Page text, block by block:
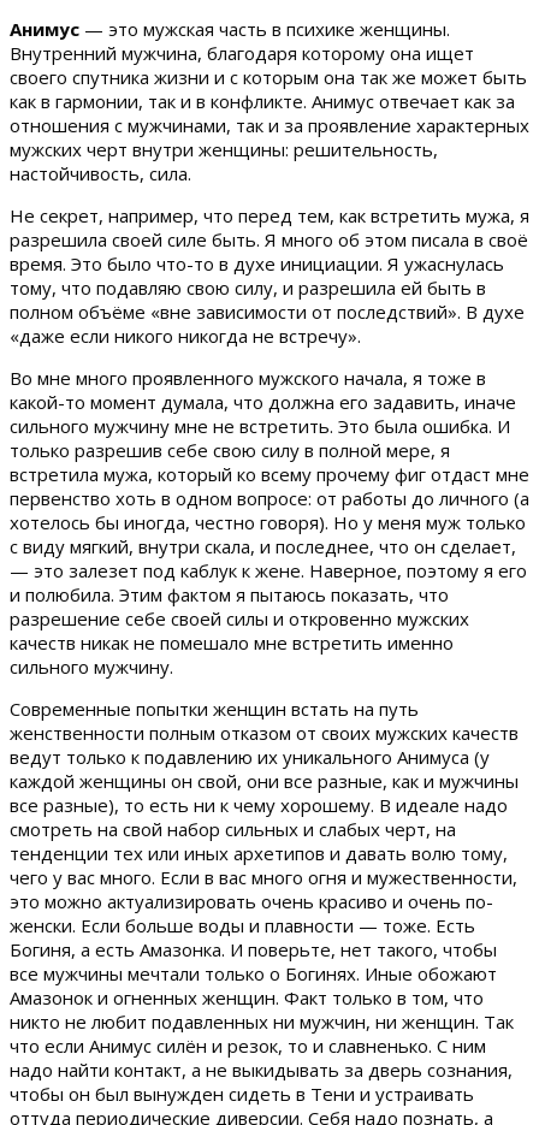
Анимус — это мужская часть в психике женщины.
Внутренний мужчина, благодаря которому она ищет
своего спутника жизни и с которым она так же может быть
как в гармонии, так и в конфликте. Анимус отвечает как за
отношения с мужчинами, так и за проявление характерных
мужских черт внутри женщины: решительность,
настойчивость, сила.
Не секрет, например, что перед тем, как встретить мужа, я
разрешила своей силе быть. Я много об этом писала в своё
время. Это было что-то в духе инициации. Я ужаснулась
тому, что подавляю свою силу, и разрешила ей быть в
полном объёме «вне зависимости от последствий». В духе
«даже если никого никогда не встречу».
Во мне много проявленного мужского начала, я тоже в
какой-то момент думала, что должна его задавить, иначе
сильного мужчину мне не встретить. Это была ошибка. И
только разрешив себе свою силу в полной мере, я
встретила мужа, который ко всему прочему фиг отдаст мне
первенство хоть в одном вопросе: от работы до личного (а
хотелось бы иногда, честно говоря). Но у меня муж только
с виду мягкий, внутри скала, и последнее, что он сделает,
— это залезет под каблук к жене. Наверное, поэтому я его
и полюбила. Этим фактом я пытаюсь показать, что
разрешение себе своей силы и откровенно мужских
качеств никак не помешало мне встретить именно
сильного мужчину.
Современные попытки женщин встать на путь
женственности полным отказом от своих мужских качеств
ведут только к подавлению их уникального Анимуса (у
каждой женщины он свой, они все разные, как и мужчины
все разные), то есть ни к чему хорошему. В идеале надо
смотреть на свой набор сильных и слабых черт, на
тенденции тех или иных архетипов и давать волю тому,
чего у вас много. Если в вас много огня и мужественности,
это можно актуализировать очень красиво и очень по-
женски. Если больше воды и плавности — тоже. Есть
Богиня, а есть Амазонка. И поверьте, нет такого, чтобы
все мужчины мечтали только о Богинях. Иные обожают
Амазонок и огненных женщин. Факт только в том, что
никто не любит подавленных ни мужчин, ни женщин. Так
что если Анимус силён и резок, то и славненько. С ним
надо найти контакт, а не выкидывать за дверь сознания,
чтобы он был вынужден сидеть в Тени и устраивать
оттуда периодические диверсии. Себя надо познать, а